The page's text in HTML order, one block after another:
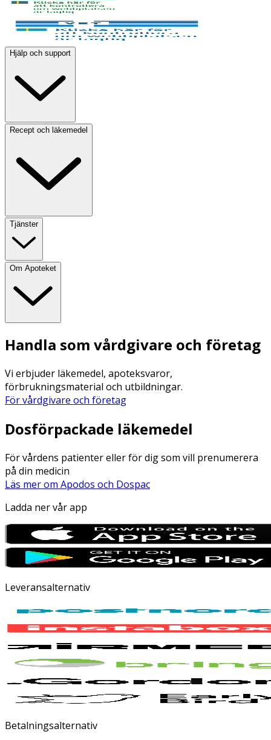
Hjälp och support
Recept och läkemedel
Tjänster
Om Apoteket
Handla som vårdgivare och företag
Vi erbjuder läkemedel, apoteksvaror,
förbrukningsmaterial och utbildningar.
För vårdgivare och företag
Dosförpackade läkemedel
För vårdens patienter eller för dig som vill prenumerera
på din medicin
Läs mer om Apodos och Dospac
Ladda ner vår app
Leveransalternativ
Betalningsalternativ